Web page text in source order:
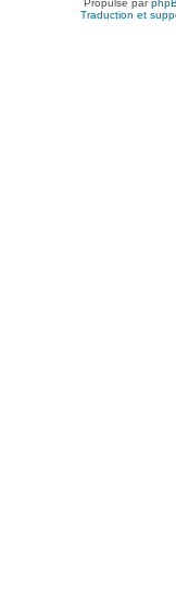
Propulsé par
Traduction et